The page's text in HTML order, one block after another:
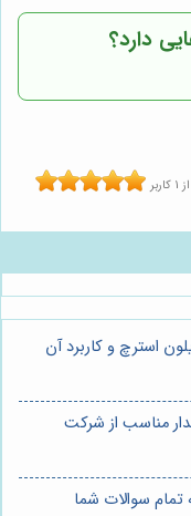
دارد؟
از 1 کاربر
استرچ و کاربرد آن
مناسب از شرکت
سوالات شما